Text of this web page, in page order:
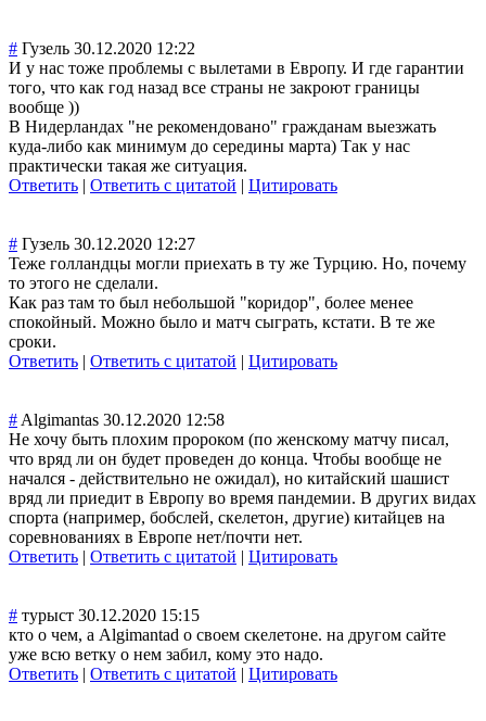
# Гузель 30.12.2020 12:22
И у нас тоже проблемы с вылетами в Европу. И где гарантии
того, что как год назад все страны не закроют границы
вообще ))
В Нидерландах "не рекомендовано" гражданам выезжать
куда-либо как минимум до середины марта) Так у нас
практически такая же ситуация.
Ответить | Ответить с цитатой | Цитировать
# Гузель 30.12.2020 12:27
Теже голландцы могли приехать в ту же Турцию. Но, почему
то этого не сделали.
Как раз там то был небольшой "коридор", более менее
спокойный. Можно было и матч сыграть, кстати. В те же
сроки.
Ответить | Ответить с цитатой | Цитировать
# Algimantas 30.12.2020 12:58
Не хочу быть плохим пророком (по женскому матчу писал,
что вряд ли он будет проведен до конца. Чтобы вообще не
начался - действительно не ожидал), но китайский шашист
вряд ли приедит в Европу во время пандемии. В других видах
спорта (например, бобслей, скелетон, другие) китайцев на
соревнованиях в Европе нет/почти нет.
Ответить | Ответить с цитатой | Цитировать
# турыст 30.12.2020 15:15
кто о чем, а Algimantad о своем скелетоне. на другом сайте
уже всю ветку о нем забил, кому это надо.
Ответить | Ответить с цитатой | Цитировать